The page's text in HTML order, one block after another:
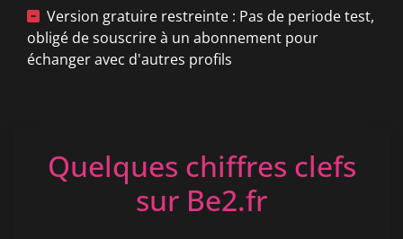
Version gratuire restreinte : Pas de periode test,
obligé de souscrire à un abonnement pour
échanger avec d'autres profils
Quelques chiffres clefs
sur Be2.fr